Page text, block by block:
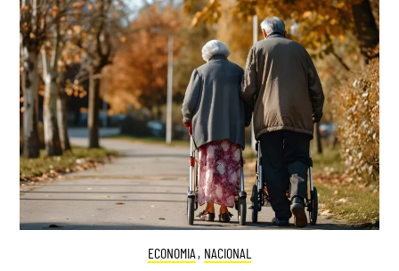
ECONOMIA , NACIONAL